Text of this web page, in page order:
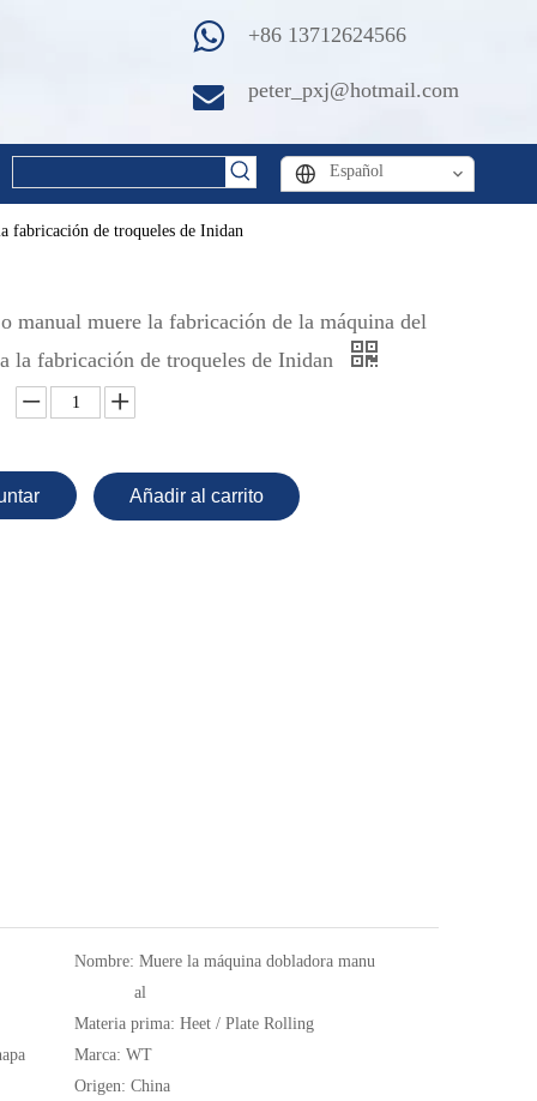
+86 13712624566
peter_pxj@hotmail.com
Español
fabricación de troqueles de Inidan
manual muere la fabricación de la máquina del
la fabricación de troqueles de Inidan
Añadir al carrito
Nombre: Muere la máquina dobladora manu
al
Materia prima: Heet / Plate Rolling
Marca: WT
Origen: China